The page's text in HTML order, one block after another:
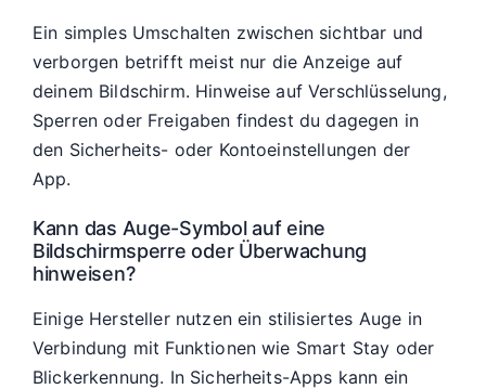
Ein simples Umschalten zwischen sichtbar und
verborgen betrifft meist nur die Anzeige auf
deinem Bildschirm. Hinweise auf Verschlüsselung,
Sperren oder Freigaben findest du dagegen in
den Sicherheits- oder Kontoeinstellungen der
App.
Kann das Auge-Symbol auf eine
Bildschirmsperre oder Überwachung
hinweisen?
Einige Hersteller nutzen ein stilisiertes Auge in
Verbindung mit Funktionen wie Smart Stay oder
Blickerkennung. In Sicherheits-Apps kann ein